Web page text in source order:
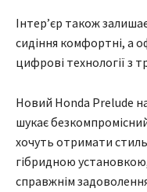
Інтер’єр також
сидіння комфортні, а
цифрові технології з
Новий Honda Prelude
шукає
хочуть отримати
гібридною
справжнім